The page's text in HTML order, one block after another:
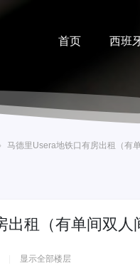
首页 西班
› 马德里Usera地铁口有房出租（有
租（有单间双人
显示全部楼层